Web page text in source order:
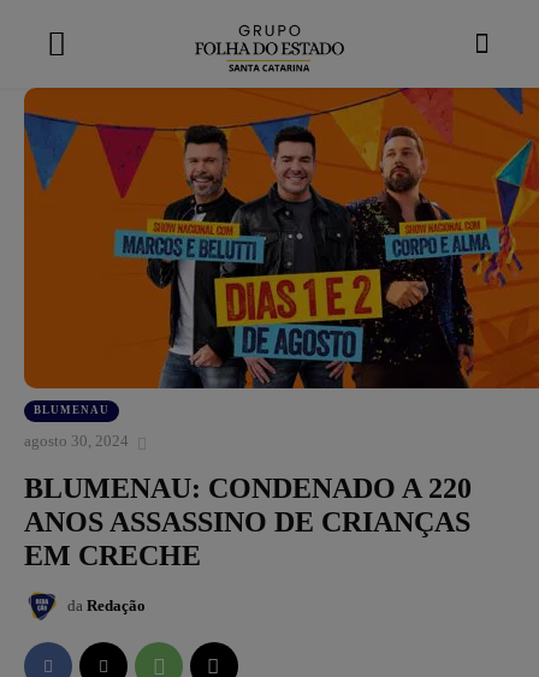
BLUMENAU
agosto 30, 2024
BLUMENAU: CONDENADO A 220
ANOS ASSASSINO DE CRIANÇAS
EM CRECHE
da Redação